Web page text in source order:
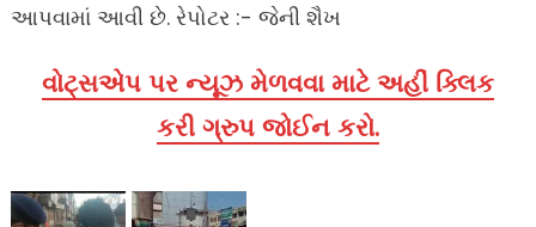
આપવામાં આવી છે. રેપોટર :- જેની શૈખ
વોટ્સએપ પર ન્યૂઝ મેળવવા માટે અહીં ક્લિક
કરી ગ્રુપ જોઈન કરો.